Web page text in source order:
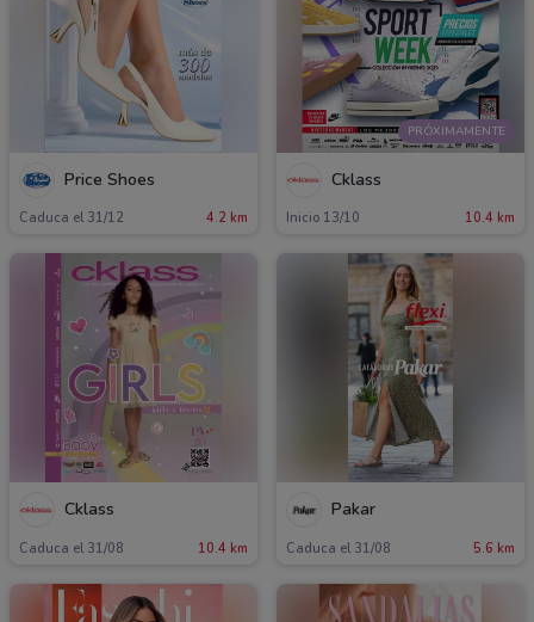
Price Shoes
Caduca el 31/12 4.2 km
PRÓXIMAMENTE
Cklass
Inicio 13/10 10.4 km
Cklass
Caduca el 31/08 10.4 km
Pakar
Caduca el 31/08 5.6 km